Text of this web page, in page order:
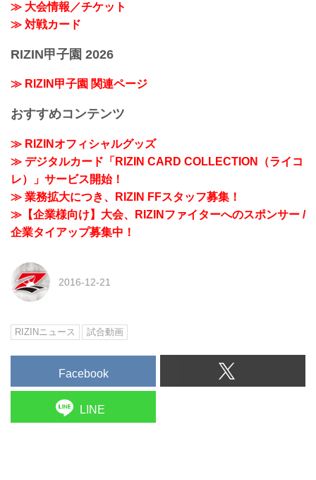
≫ 大会情報／チケット
≫ 対戦カード
RIZIN甲子園 2026
≫ RIZIN甲子園 関連ページ
おすすめコンテンツ
≫ RIZINオフィシャルグッズ
≫ デジタルカード「RIZIN CARD COLLECTION（ライコ
レ）」サービス開始！
≫ 業務拡大につき、RIZIN FFスタッフ募集！
≫【企業様向け】大会、RIZINファイターへのスポンサー /
企業タイアップ募集中！
2016-12-21
RIZINニュース 試合動画
Facebook
LINE